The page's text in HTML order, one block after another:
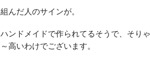
組んだ人のサインが。
ハンドメイドで作られてるそうで、そりゃ
～高いわけでございます。